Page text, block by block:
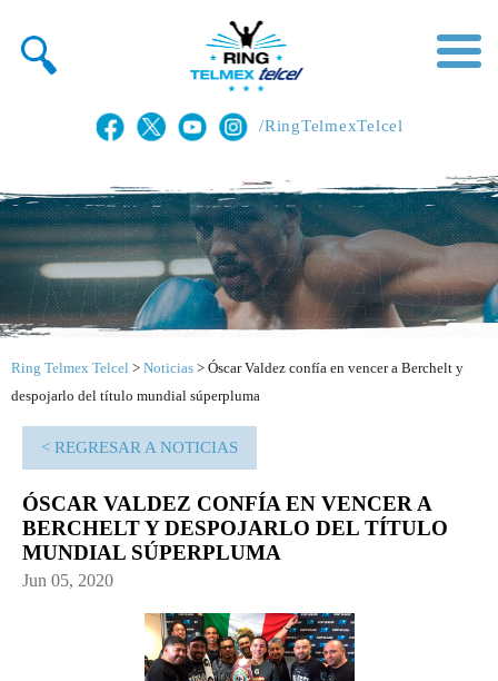
/RingTelmexTelcel
Ring Telmex Telcel > Noticias > Óscar Valdez confía en vencer a Berchelt y
despojarlo del título mundial súperpluma
< REGRESAR A NOTICIAS
ÓSCAR VALDEZ CONFÍA EN VENCER A
BERCHELT Y DESPOJARLO DEL TÍTULO
MUNDIAL SÚPERPLUMA
Jun 05, 2020